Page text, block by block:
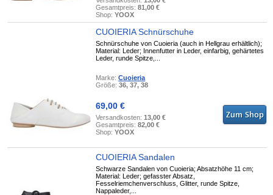
Gesamtpreis:81,00 €
Shop:YOOX
CUOIERIA Schnürschuhe
Schnürschuhe von Cuoieria (auch in Hellgrau erhältlich);
Material: Leder; Innenfutter in Leder, einfarbig, gehärtetes
Leder, runde Spitze,...
Marke:Cuoieria
Größe:36, 37, 38
69,00 €
Versandkosten:13,00 €
Gesamtpreis:82,00 €
Shop:YOOX
CUOIERIA Sandalen
Schwarze Sandalen von Cuoieria; Absatzhöhe 11 cm;
Material: Leder; gefasster Absatz,
Fesselriemchenverschluss, Glitter, runde Spitze,
Nappaleder,...